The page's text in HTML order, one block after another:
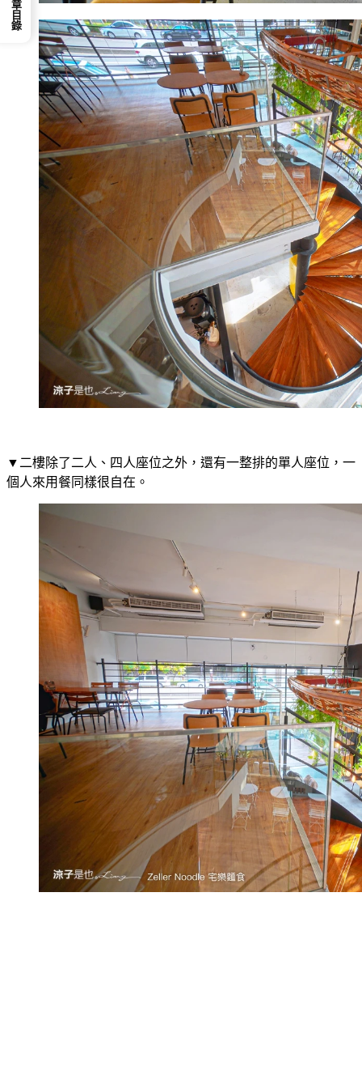
▼二樓除了二人、四人座位之外，還有一整排的單人座位，一
個人來用餐同樣很自在。